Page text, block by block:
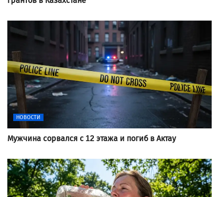
НОВОСТИ
Мужчина сорвался с 12 этажа и погиб в Актау